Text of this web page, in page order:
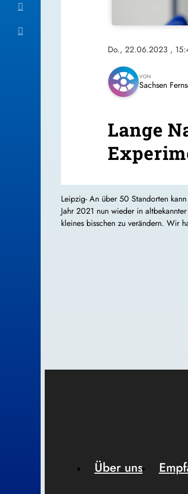
Do., 22.06.2023 ,
VON
Sachsen
Lange
Leipzig- An über 50 Standorten
Jahr 2021 nun wieder in
kleines bisschen zu verändern. Wir
Über uns